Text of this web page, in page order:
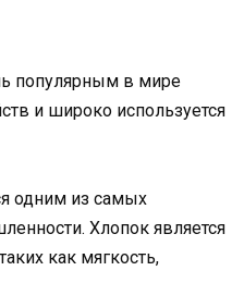
популярным в мире
и широко используется
одним из самых
Хлопок является
как мягкость,